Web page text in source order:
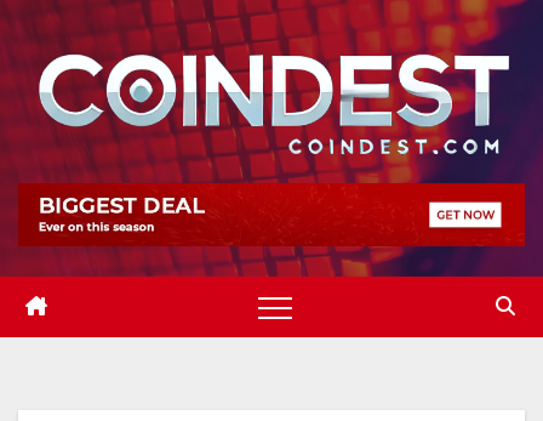
Skip
content